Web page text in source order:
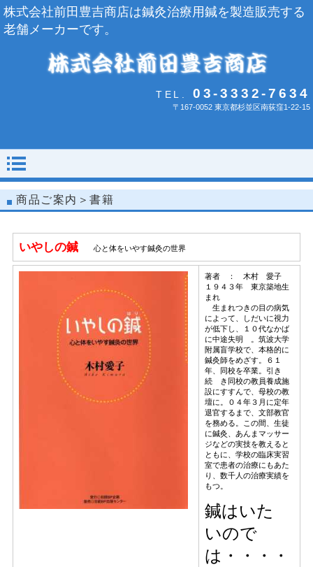
株式会社前田豊吉商店は鍼灸治療用鍼を製造販売する
老舗メーカーです。
TEL. 03-3332-7634
〒167-0052 東京都杉並区南荻窪1-22-15
商品ご案内＞書籍
いやしの鍼心と体をいやす鍼灸の世界
著者 ： 木村 愛子
１９４３年 東京築地生
まれ
生まれつきの目の病気
によって、しだいに視力
が低下し、１０代なかば
に中途失明 。筑波大学
附属盲学校で、本格的に
鍼灸師をめざす。６１
年、同校を卒業。引き
続 き同校の教員養成施
設にすすんで、母校の教
壇に。０４年３月に定年
退官するまで、文部教官
を務める。この間、生徒
に鍼灸、あんまマッサー
ジなどの実技を教えると
ともに、学校の臨床実習
室で患者の治療にもあた
り、数千人の治療実績を
もつ。
鍼はいた
いので
は・・・・